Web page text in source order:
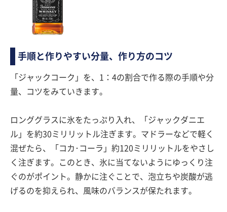
手順と作りやすい分量、作り方のコツ
「ジャックコーク」を、1：4の割合で作る際の手順や分
量、コツをみていきます。
ロンググラスに氷をたっぷり入れ、「ジャックダニエ
ル」を約30ミリリットル注ぎます。マドラーなどで軽く
混ぜたら、「コカ･コーラ」約120ミリリットルをやさし
く注ぎます。このとき、氷に当てないようにゆっくり注
ぐのがポイント。静かに注ぐことで、泡立ちや炭酸が逃
げるのを抑えられ、風味のバランスが保たれます。